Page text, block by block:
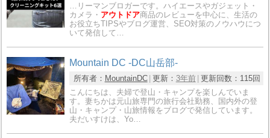
…リーマンブロガーです。ハイエースやガジェット・
カメラ・ アウトドア商品のレビューを中心に、生活の
お役立ちTIPSやブログ運営、SEO対策のノウハウにつ
いて発信して…
Mountain DC -DC山岳部-
所有者： MountainDC 更新： 3年前 更新回数： 115回
こんにちは、夫婦で登山・キャンプを楽しんでいま
す。妻ちかは元山旅専門の旅行会社勤務、国内外の登
山・キャンプ・山旅情報をブログで発信しています。
夫だいすけは、Yo…